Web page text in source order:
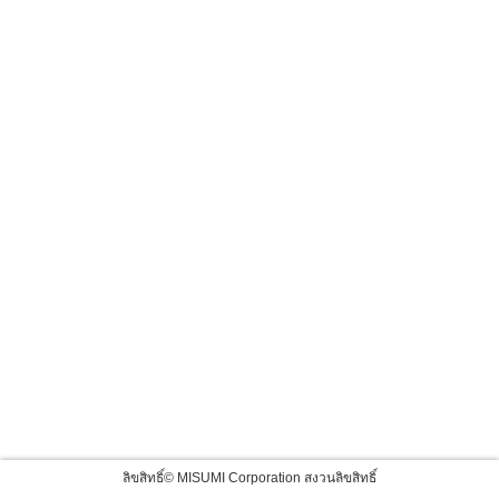
ลิขสิทธิ์© MISUMI Corporation สงวนลิขสิทธิ์